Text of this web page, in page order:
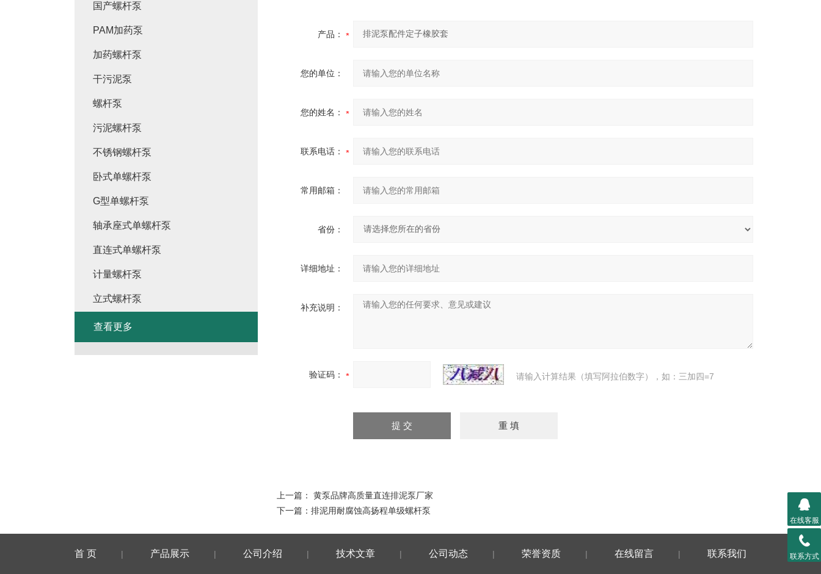
产品：
您的单位：
您的姓名：
联系电话：
常用邮箱：
省份：
详细地址：
补充说明：
验证码： 请输入计算结果（填写阿拉伯数字），如：三加四=7
上一篇： 黄泵品牌高质量直连排泥泵厂家
下一篇： 排泥用耐腐蚀高扬程单级螺杆泵
国产螺杆泵
PAM加药泵
加药螺杆泵
干污泥泵
螺杆泵
污泥螺杆泵
不锈钢螺杆泵
卧式单螺杆泵
G型单螺杆泵
轴承座式单螺杆泵
直连式单螺杆泵
计量螺杆泵
立式螺杆泵
查看更多
首 页 | 产品展示 | 公司介绍 | 技术文章 | 公司动态 | 荣誉资质 | 在线留言 | 联系我们
在线客服
联系方式